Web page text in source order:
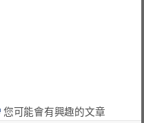
您可能會有興趣的文章